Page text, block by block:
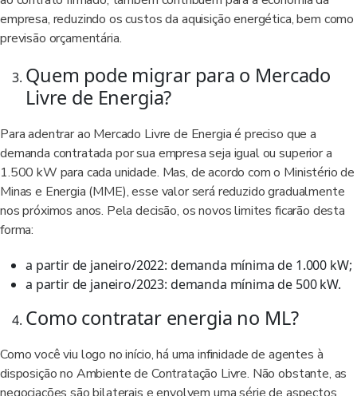
empresa, reduzindo os custos da aquisição energética, bem como
previsão orçamentária.
Quem pode migrar para o Mercado
Livre de Energia?
Para adentrar ao Mercado Livre de Energia é preciso que a
demanda contratada por sua empresa seja igual ou superior a
1.500 kW para cada unidade. Mas, de acordo com o Ministério de
Minas e Energia (MME), esse valor será reduzido gradualmente
nos próximos anos. Pela decisão, os novos limites ficarão desta
forma:
a partir de janeiro/2022: demanda mínima de 1.000 kW;
a partir de janeiro/2023: demanda mínima de 500 kW.
Como contratar energia no ML?
Como você viu logo no início, há uma infinidade de agentes à
disposição no Ambiente de Contratação Livre. Não obstante, as